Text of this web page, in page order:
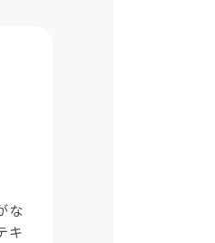
な
キ